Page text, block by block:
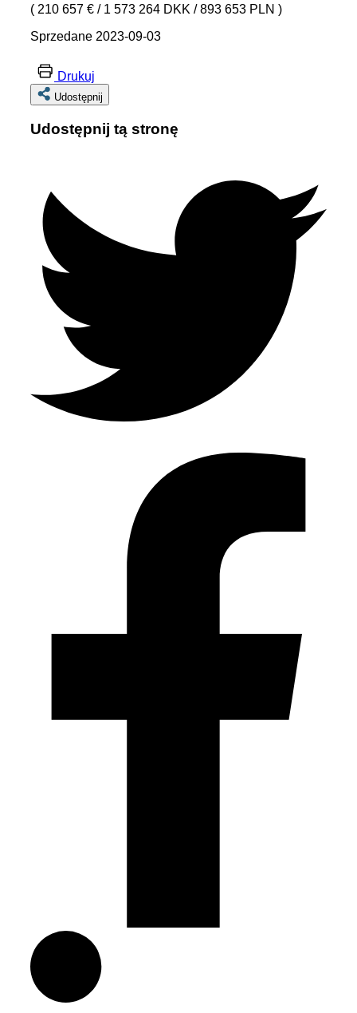
( 210 657 € /1 573 264 DKK /893 653 PLN )
Sprzedane 2023-09-03
Drukuj
Udostępnij
Udostępnij tą stronę